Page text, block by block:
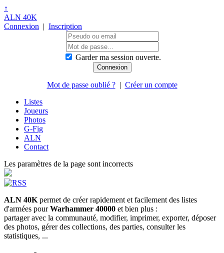
↑
ALN 40K
Connexion | Inscription
Garder ma session ouverte.
Mot de passe oublié ?| Créer un compte
Listes
Joueurs
Photos
G-Fig
ALN
Contact
Les paramètres de la page sont incorrects
ALN 40K permet de créer rapidement et facilement des listes
d'armées pourWarhammer 40000 et bien plus :
partager avec la communauté, modifier, imprimer, exporter, déposer
des photos, gérer des collections, des parties, consulter les
statistiques, ...